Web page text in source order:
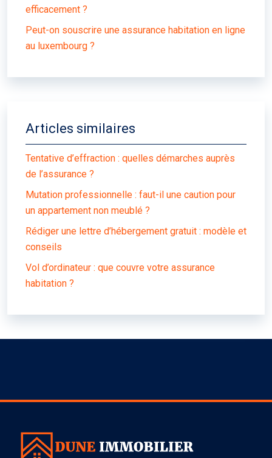
efficacement ?
Peut-on souscrire une assurance habitation en ligne
au luxembourg ?
Articles similaires
Tentative d’effraction : quelles démarches auprès
de l’assurance ?
Mutation professionnelle : faut-il une caution pour
un appartement non meublé ?
Rédiger une lettre d’hébergement gratuit : modèle et
conseils
Vol d’ordinateur : que couvre votre assurance
habitation ?